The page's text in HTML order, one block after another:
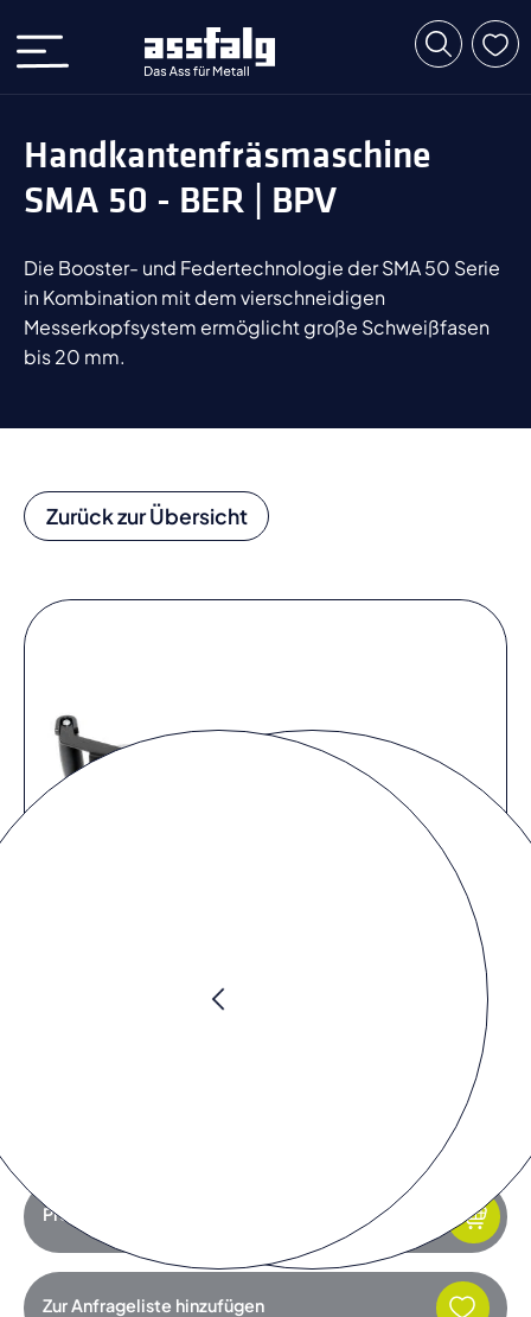
Handkantenfräsmaschine
SMA 50 - BER | BPV
Die Booster- und Federtechnologie der SMA 50 Serie
in Kombination mit dem vierschneidigen
Messerkopfsystem ermöglicht große Schweißfasen
bis 20 mm.
Zurück zur Übersicht
akzeptieren, um das Video
Preis anfragen
Zur Anfrageliste hinzufügen